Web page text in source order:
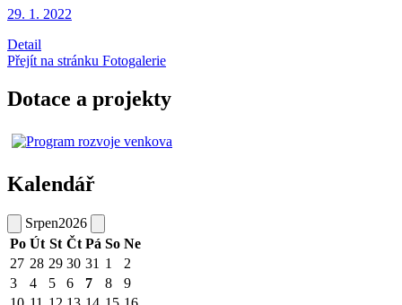
29. 1. 2022
Detail
Přejít na stránku Fotogalerie
Dotace a projekty
Kalendář
Srpen2026
Po Út St Čt Pá So Ne
27 28 29 30 31 1
2
3
4 5 6 7 8
9